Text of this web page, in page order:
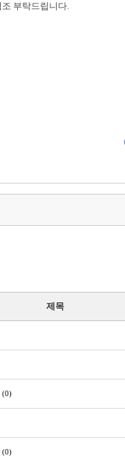
부탁드립니다.
제목
(0)
(0)